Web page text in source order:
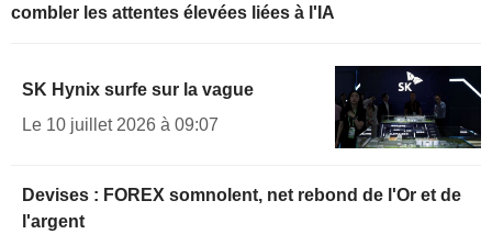
combler les attentes élevées liées à l'IA
SK Hynix surfe sur la vague
Le 10 juillet 2026 à 09:07
Devises : FOREX somnolent, net rebond de l'Or et de
l'argent